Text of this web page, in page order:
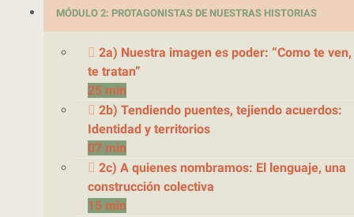
MÓDULO 2: PROTAGONISTAS DE NUESTRAS HISTORIAS
2a) Nuestra imagen es poder: “Como te ven,
te tratan”
25 min
2b) Tendiendo puentes, tejiendo acuerdos:
Identidad y territorios
07 min
2c) A quienes nombramos: El lenguaje, una
construcción colectiva
15 min